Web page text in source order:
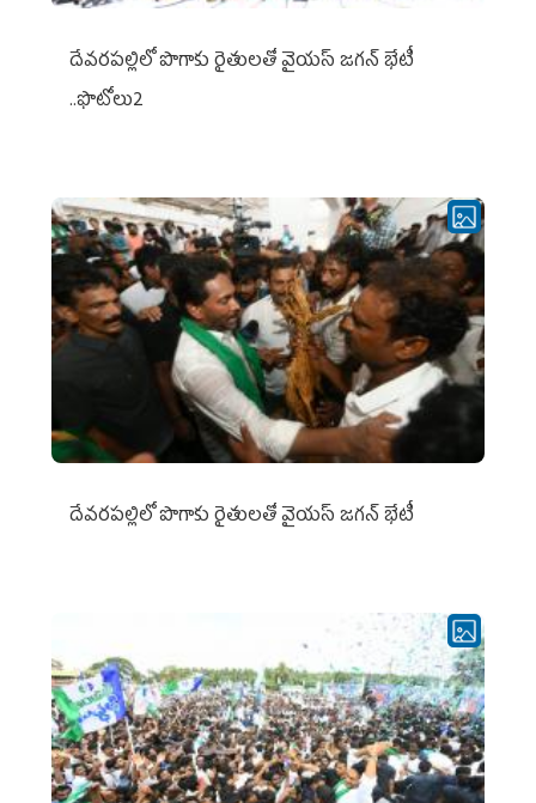
దేవరపల్లిలో పొగాకు రైతులతో వైయస్ జగన్ భేటీ
..ఫొటోలు2
దేవరపల్లిలో పొగాకు రైతులతో వైయస్ జగన్ భేటీ